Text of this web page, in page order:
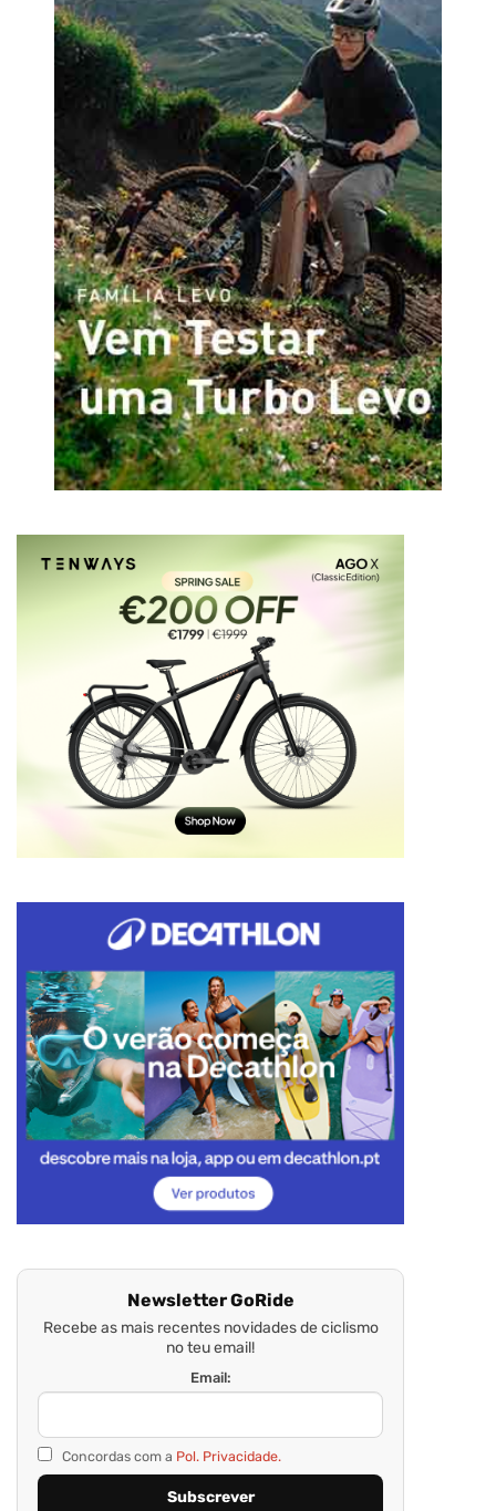
Newsletter GoRide
Recebe as mais recentes novidades de ciclismo
no teu email!
Email:
Concordas com a Pol. Privacidade.